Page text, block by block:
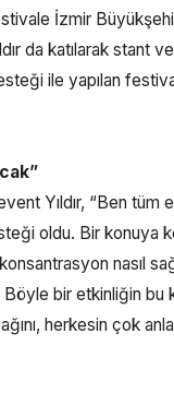
İzmir
da katılarak stant
ile yapılan
Yıldır, “Ben tüm
oldu. Bir konuya
nasıl
bir etkinliğin bu
herkesin çok